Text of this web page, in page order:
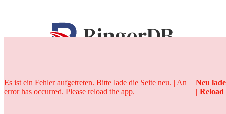
25 Jahre
Es ist ein Fehler aufgetreten. Bitte lade die Seite neu. | An
error has occurred. Please reload the app.
Neu
| Reload